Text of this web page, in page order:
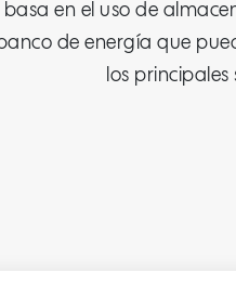
basa en el uso de
de energía que
los